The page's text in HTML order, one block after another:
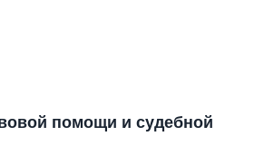
помощи и судебной